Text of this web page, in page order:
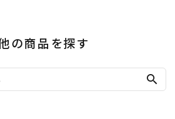
の商品を探す
search